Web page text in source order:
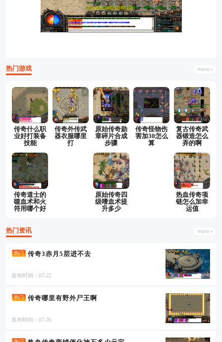
热门游戏
传奇什么职
业好打装备
技能
传奇外传武
器衣服哪里
打
原始传奇勋
章碎片合成
步骤
传奇怪物伤
害加30怎么
算
复古传奇武
器锻造怎么
弄的啊
传奇道士的
噬血术和火
符用哪个好
原始传奇四
级嗜血术提
升多少
热血传奇项
链怎么加幸
运值
热门资讯
热门 传奇3赤月5层进不去
发布时间：07-22
热门 传奇哪里有野外尸王啊
发布时间：07-20